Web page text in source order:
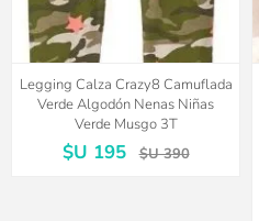
Legging Calza Crazy8 Camuflada
Verde Algodón Nenas Niñas
Verde Musgo 3T
$U 195 $U 390